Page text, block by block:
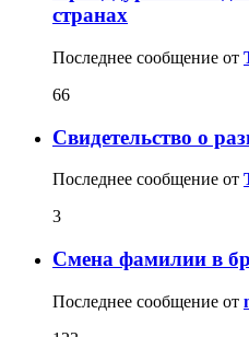
странах
Последнее сообщение от
66
Cвидетельство о
Последнее сообщение от
3
Смена фамилии в
Последнее сообщение от